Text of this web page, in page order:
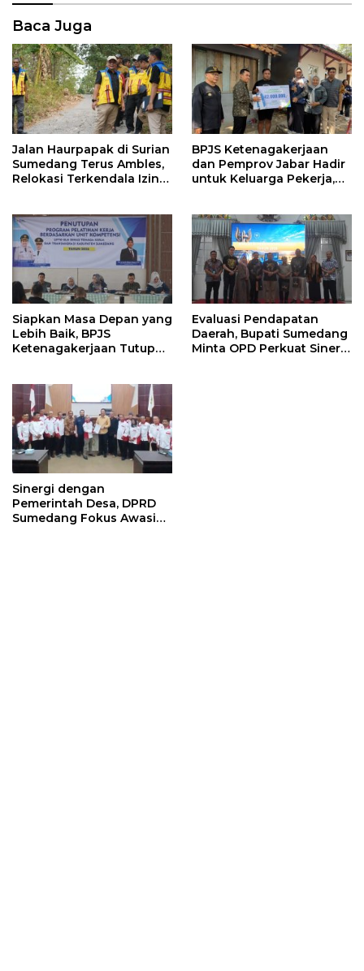
Baca Juga
Jalan Haurpapak di Surian
Sumedang Terus Ambles,
Relokasi Terkendala Izin
BPJS Ketenagakerjaan
dan Pemprov Jabar Hadir
untuk Keluarga Pekerja,
Siapkan Masa Depan yang
Lebih Baik, BPJS
Ketenagakerjaan Tutup
Evaluasi Pendapatan
Daerah, Bupati Sumedang
Minta OPD Perkuat Sinergi
Sinergi dengan
Pemerintah Desa, DPRD
Sumedang Fokus Awasi